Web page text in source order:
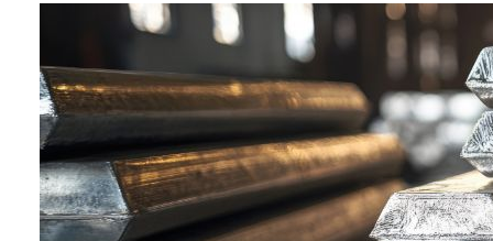
用途：
其他
特点：
将铝在高温下熔化后流入模具中固
化形成的棒状或块状产品。
易于加工、运输和品质管理，常作
为金属原料或半成品使用。